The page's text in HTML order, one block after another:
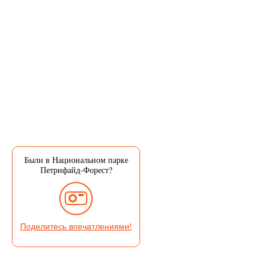
Были в Национальном парке
Петрифайд-Форест?
Поделитесь впечатлениями!